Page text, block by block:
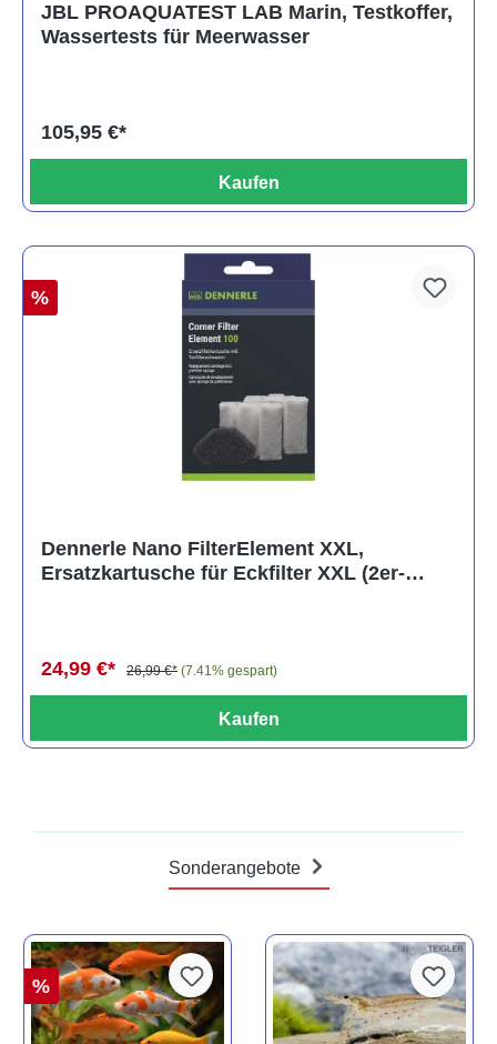
JBL PROAQUATEST LAB Marin, Testkoffer,
Wassertests für Meerwasser
105,95 €*
Kaufen
%
Dennerle Nano FilterElement XXL,
Ersatzkartusche für Eckfilter XXL (2er-
24,99 €* 26,99 €* (7.41% gespart)
Kaufen
Sonderangebote
%